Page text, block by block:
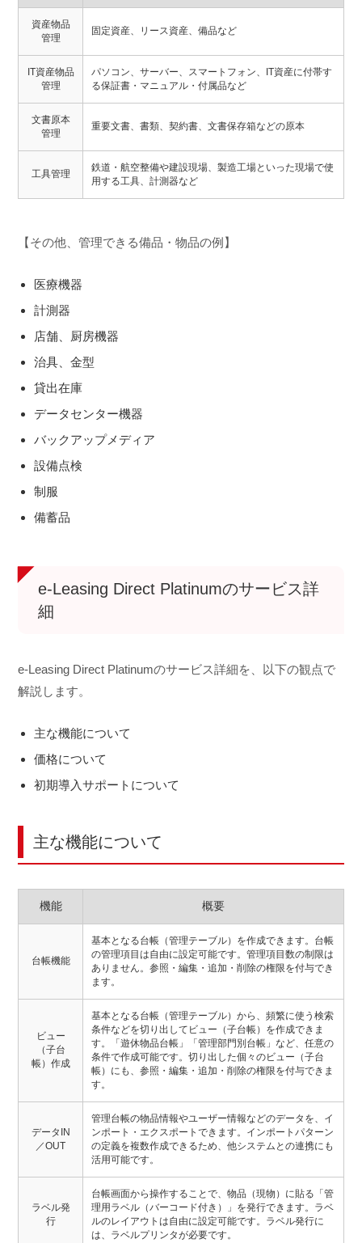
資産物品
管理
固定資産、リース資産、備品など
IT資産物品
管理
パソコン、サーバー、スマートフォン、IT資産に付帯す
る保証書・マニュアル・付属品など
文書原本
管理
重要文書、書類、契約書、文書保存箱などの原本
工具管理
鉄道・航空整備や建設現場、製造工場といった現場で使
用する工具、計測器など
【その他、管理できる備品・物品の例】
医療機器
計測器
店舗、厨房機器
治具、金型
貸出在庫
データセンター機器
バックアップメディア
設備点検
制服
備蓄品
e-Leasing Direct Platinumのサービス詳
細
e-Leasing Direct Platinumのサービス詳細を、以下の観点で
解説します。
主な機能について
価格について
初期導入サポートについて
主な機能について
機能 概要
台帳機能
基本となる台帳（管理テーブル）を作成できます。台帳
の管理項目は自由に設定可能です。管理項目数の制限は
ありません。参照・編集・追加・削除の権限を付与でき
ます。
ビュー
（子台
帳）作成
基本となる台帳（管理テーブル）から、頻繁に使う検索
条件などを切り出してビュー（子台帳）を作成できま
す。「遊休物品台帳」「管理部門別台帳」など、任意の
条件で作成可能です。切り出した個々のビュー（子台
帳）にも、参照・編集・追加・削除の権限を付与できま
す。
データIN
／OUT
管理台帳の物品情報やユーザー情報などのデータを、イ
ンポート・エクスポートできます。インポートパターン
の定義を複数作成できるため、他システムとの連携にも
活用可能です。
ラベル発
行
台帳画面から操作することで、物品（現物）に貼る「管
理用ラベル（バーコード付き）」を発行できます。ラベ
ルのレイアウトは自由に設定可能です。ラベル発行に
は、ラベルプリンタが必要です。